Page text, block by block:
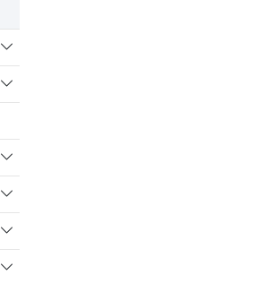
Vaihda alasvetovalikkoa
Vaihda alasvetovalikkoa
Vaihda alasvetovalikkoa
Vaihda alasvetovalikkoa
Vaihda alasvetovalikkoa
Vaihda alasvetovalikkoa